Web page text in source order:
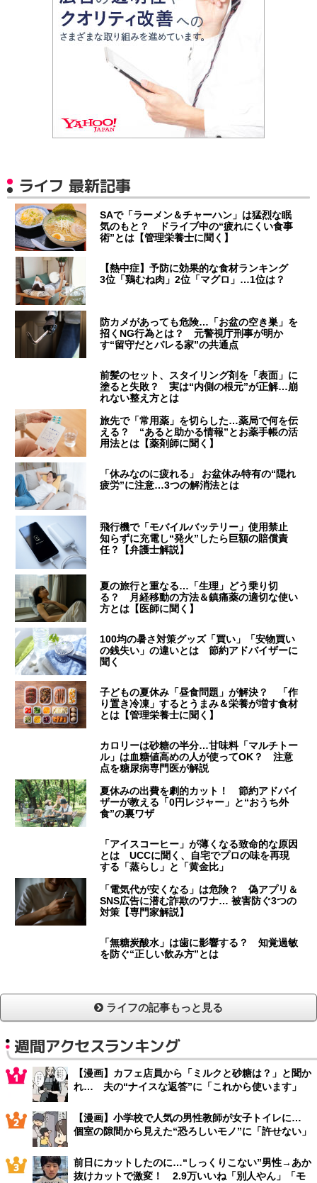
ライフ 最新記事
SAで「ラーメン＆チャーハン」は猛烈な眠
気のもと？ ドライブ中の“疲れにくい食事
術”とは【管理栄養士に聞く】
【熱中症】予防に効果的な食材ランキング
3位「鶏むね肉」2位「マグロ」…1位は？
防カメがあっても危険…「お盆の空き巣」を
招くNG行為とは？ 元警視庁刑事が明か
す“留守だとバレる家”の共通点
前髪のセット、スタイリング剤を「表面」に
塗ると失敗？ 実は“内側の根元”が正解…崩
れない整え方とは
旅先で「常用薬」を切らした…薬局で何を伝
える？ “あると助かる情報”とお薬手帳の活
用法とは【薬剤師に聞く】
「休みなのに疲れる」 お盆休み特有の“隠れ
疲労”に注意…3つの解消法とは
飛行機で「モバイルバッテリー」使用禁止
知らずに充電し“発火”したら巨額の賠償責
任？【弁護士解説】
夏の旅行と重なる…「生理」どう乗り切
る？ 月経移動の方法＆鎮痛薬の適切な使い
方とは【医師に聞く】
100均の暑さ対策グッズ「買い」「安物買い
の銭失い」の違いとは 節約アドバイザーに
聞く
子どもの夏休み「昼食問題」が解決？ 「作
り置き冷凍」するとうまみ＆栄養が増す食材
とは【管理栄養士に聞く】
カロリーは砂糖の半分…甘味料「マルチトー
ル」は血糖値高めの人が使ってOK？ 注意
点を糖尿病専門医が解説
夏休みの出費を劇的カット！ 節約アドバイ
ザーが教える「0円レジャー」と“おうち外
食”の裏ワザ
「アイスコーヒー」が薄くなる致命的な原因
とは UCCに聞く、自宅でプロの味を再現
する「蒸らし」と「黄金比」
「電気代が安くなる」は危険？ 偽アプリ＆
SNS広告に潜む詐欺のワナ… 被害防ぐ3つの
対策【専門家解説】
「無糖炭酸水」は歯に影響する？ 知覚過敏
を防ぐ“正しい飲み方”とは
ライフの記事もっと見る
週間アクセスランキング
【漫画】カフェ店員から「ミルクと砂糖は？」と聞か
れ… 夫の“ナイスな返答”に「これから使います」
【漫画】小学校で人気の男性教師が女子トイレに…
個室の隙間から見えた“恐ろしいモノ”に「許せない」
前日にカットしたのに…“しっくりこない”男性→あか
抜けカットで激変！ 2.9万いいね「別人やん」「モ